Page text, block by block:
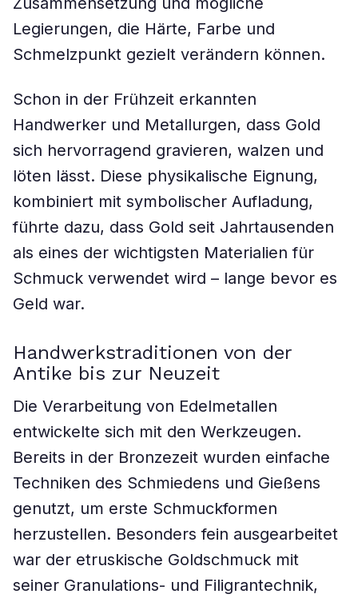
Legierungen, die Härte, Farbe und
Schmelzpunkt gezielt verändern können.
Schon in der Frühzeit erkannten
Handwerker und Metallurgen, dass Gold
sich hervorragend gravieren, walzen und
löten lässt. Diese physikalische Eignung,
kombiniert mit symbolischer Aufladung,
führte dazu, dass Gold seit Jahrtausenden
als eines der wichtigsten Materialien für
Schmuck verwendet wird – lange bevor es
Geld war.
Handwerkstraditionen von der
Antike bis zur Neuzeit
Die Verarbeitung von Edelmetallen
entwickelte sich mit den Werkzeugen.
Bereits in der Bronzezeit wurden einfache
Techniken des Schmiedens und Gießens
genutzt, um erste Schmuckformen
herzustellen. Besonders fein ausgearbeitet
war der etruskische Goldschmuck mit
seiner Granulations- und Filigrantechnik,